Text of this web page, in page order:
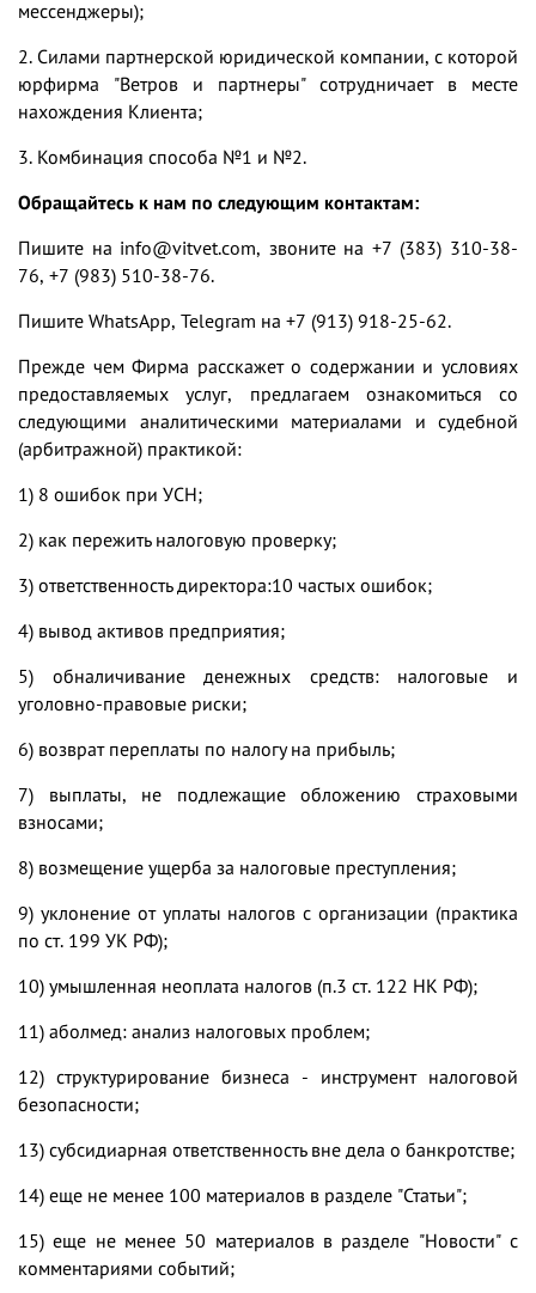
мессенджеры);
2. Силами партнерской юридической компании, с которой
юрфирма "Ветров и партнеры" сотрудничает в месте
нахождения Клиента;
3. Комбинация способа №1 и №2.
Обращайтесь к нам по следующим контактам:
Пишите на info@vitvet.com, звоните на +7 (383) 310-38-
76, +7 (983) 510-38-76.
Пишите WhatsApp, Telegram на +7 (913) 918-25-62.
Прежде чем Фирма расскажет о содержании и условиях
предоставляемых услуг, предлагаем ознакомиться со
следующими аналитическими материалами и судебной
(арбитражной) практикой:
1) 8 ошибок при УСН;
2) как пережить налоговую проверку;
3) ответственность директора:10 частых ошибок;
4) вывод активов предприятия;
5) обналичивание денежных средств: налоговые и
уголовно-правовые риски;
6) возврат переплаты по налогу на прибыль;
7) выплаты, не подлежащие обложению страховыми
взносами;
8) возмещение ущерба за налоговые преступления;
9) уклонение от уплаты налогов с организации (практика
по ст. 199 УК РФ);
10) умышленная неоплата налогов (п.3 ст. 122 НК РФ);
11) аболмед: анализ налоговых проблем;
12) структурирование бизнеса - инструмент налоговой
безопасности;
13) субсидиарная ответственность вне дела о банкротстве;
14) еще не менее 100 материалов в разделе "Статьи";
15)еще не менее 50 материалов в разделе "Новости" с
комментариями событий;